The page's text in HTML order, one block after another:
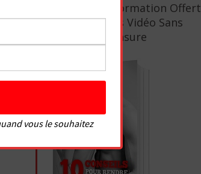
1 Ebook De Formation Offert
+ 10 Tutos Vidéo Sans
Censure
vous le souhaitez